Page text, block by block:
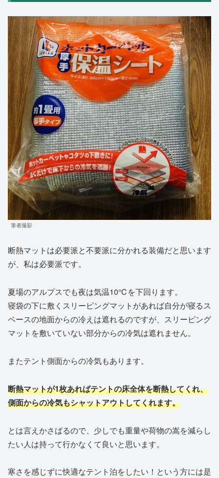
筆者撮影
断熱マットは必要派と不要派に分かれる装備だと思います
が、私は必要派です。
夏場のアルプスでも夜は気温10℃を下回ります。
寝袋の下に敷くスリーピングマットがあれば自分が寝るス
ペースの地面からの冷えは遮れるのですが、スリーピング
マットを敷いていない部分からの冷気は遮れません。
またテント側面からの冷気もあります。
断熱マットが1枚あればテントの床全体を断熱してくれ、
側面からの冷気もシャットアウトしてくれます。
とは言えかさばるので、少しでも重量や荷物の嵩を減らし
たい人は持って行かなくて良いと思います。
寒さを感じずに快適なテント泊をしたい！という方には是